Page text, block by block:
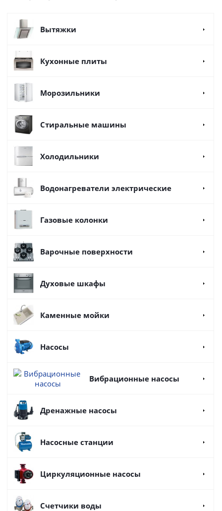
Вытяжки
Кухонные плиты
Морозильники
Стиральные машины
Холодильники
Водонагреватели электрические
Газовые колонки
Варочные поверхности
Духовые шкафы
Каменные мойки
Насосы
Вибрационные насосы
Дренажные насосы
Насосные станции
Циркуляционные насосы
Счетчики воды